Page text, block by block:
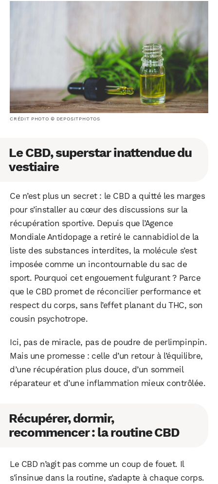
CRÉDIT PHOTO © DEPOSITPHOTOS
Le CBD, superstar inattendue du
vestiaire
Ce n’est plus un secret : le CBD a quitté les marges
pour s’installer au cœur des discussions sur la
récupération sportive. Depuis que l’Agence
Mondiale Antidopage a retiré le cannabidiol de la
liste des substances interdites, la molécule s’est
imposée comme un incontournable du sac de
sport. Pourquoi cet engouement fulgurant ? Parce
que le CBD promet de réconcilier performance et
respect du corps, sans l’effet planant du THC, son
cousin psychotrope.
Ici, pas de miracle, pas de poudre de perlimpinpin.
Mais une promesse : celle d’un retour à l’équilibre,
d’une récupération plus douce, d’un sommeil
réparateur et d’une inflammation mieux contrôlée.
Récupérer, dormir,
recommencer : la routine CBD
Le CBD n’agit pas comme un coup de fouet. Il
s’insinue dans la routine, s’adapte à chaque corps.